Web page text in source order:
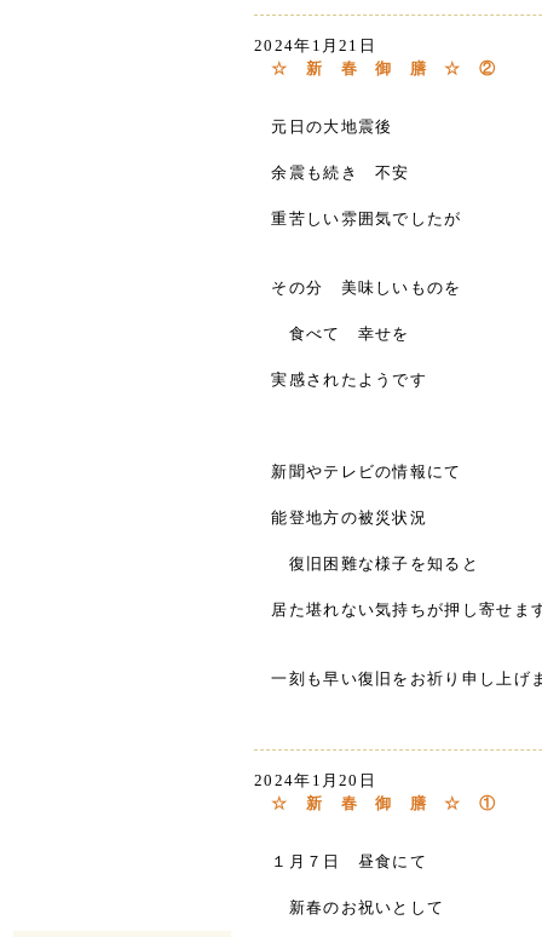
2024年1月21日
☆ 新 春 御 膳 ☆ ②
元日の大地震後
余震も続き 不安
重苦しい雰囲気でしたが
その分 美味しいものを
食べて 幸せを
実感されたようです
新聞やテレビの情報にて
能登地方の被災状況
復旧困難な様子を知ると
居た堪れない気持ちが押し寄せま
一刻も早い復旧をお祈り申し上げ
2024年1月20日
☆ 新 春 御 膳 ☆ ①
１月７日 昼食にて
新春のお祝いとして